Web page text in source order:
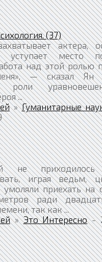
(37)
актера,
уступает место
над этой ролью
— сказал Ян
роли
...
»Гуманитарные
не приходилось
играя ведьм,
умоляли приехать на
ради
так как ...
»Это Интересно-